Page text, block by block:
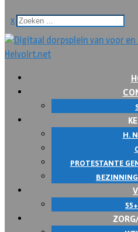
x
H.
PROTESTANTE